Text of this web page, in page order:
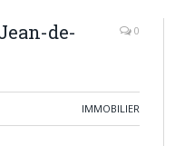
de-
0
IMMOBILIER